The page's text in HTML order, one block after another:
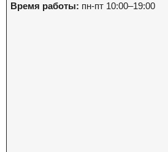
Время работы: пн-пт 10:00–19:00